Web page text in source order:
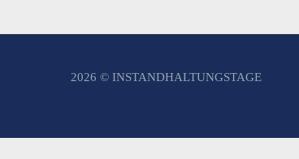
2026 © INSTANDHALTUNGSTAGE